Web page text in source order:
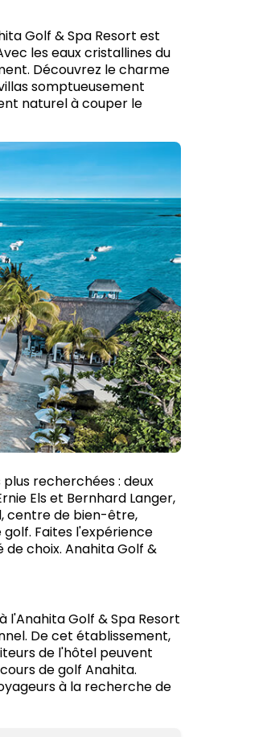
Golf & Spa Resort est
les eaux cristallines du
Découvrez le charme
somptueusement
naturel à couper le
recherchées : deux
Els et Bernhard Langer,
centre de bien-être,
Faites l'expérience
choix. Anahita Golf &
l'Anahita Golf & Spa Resort
De cet établissement,
de l'hôtel peuvent
de golf Anahita.
à la recherche de